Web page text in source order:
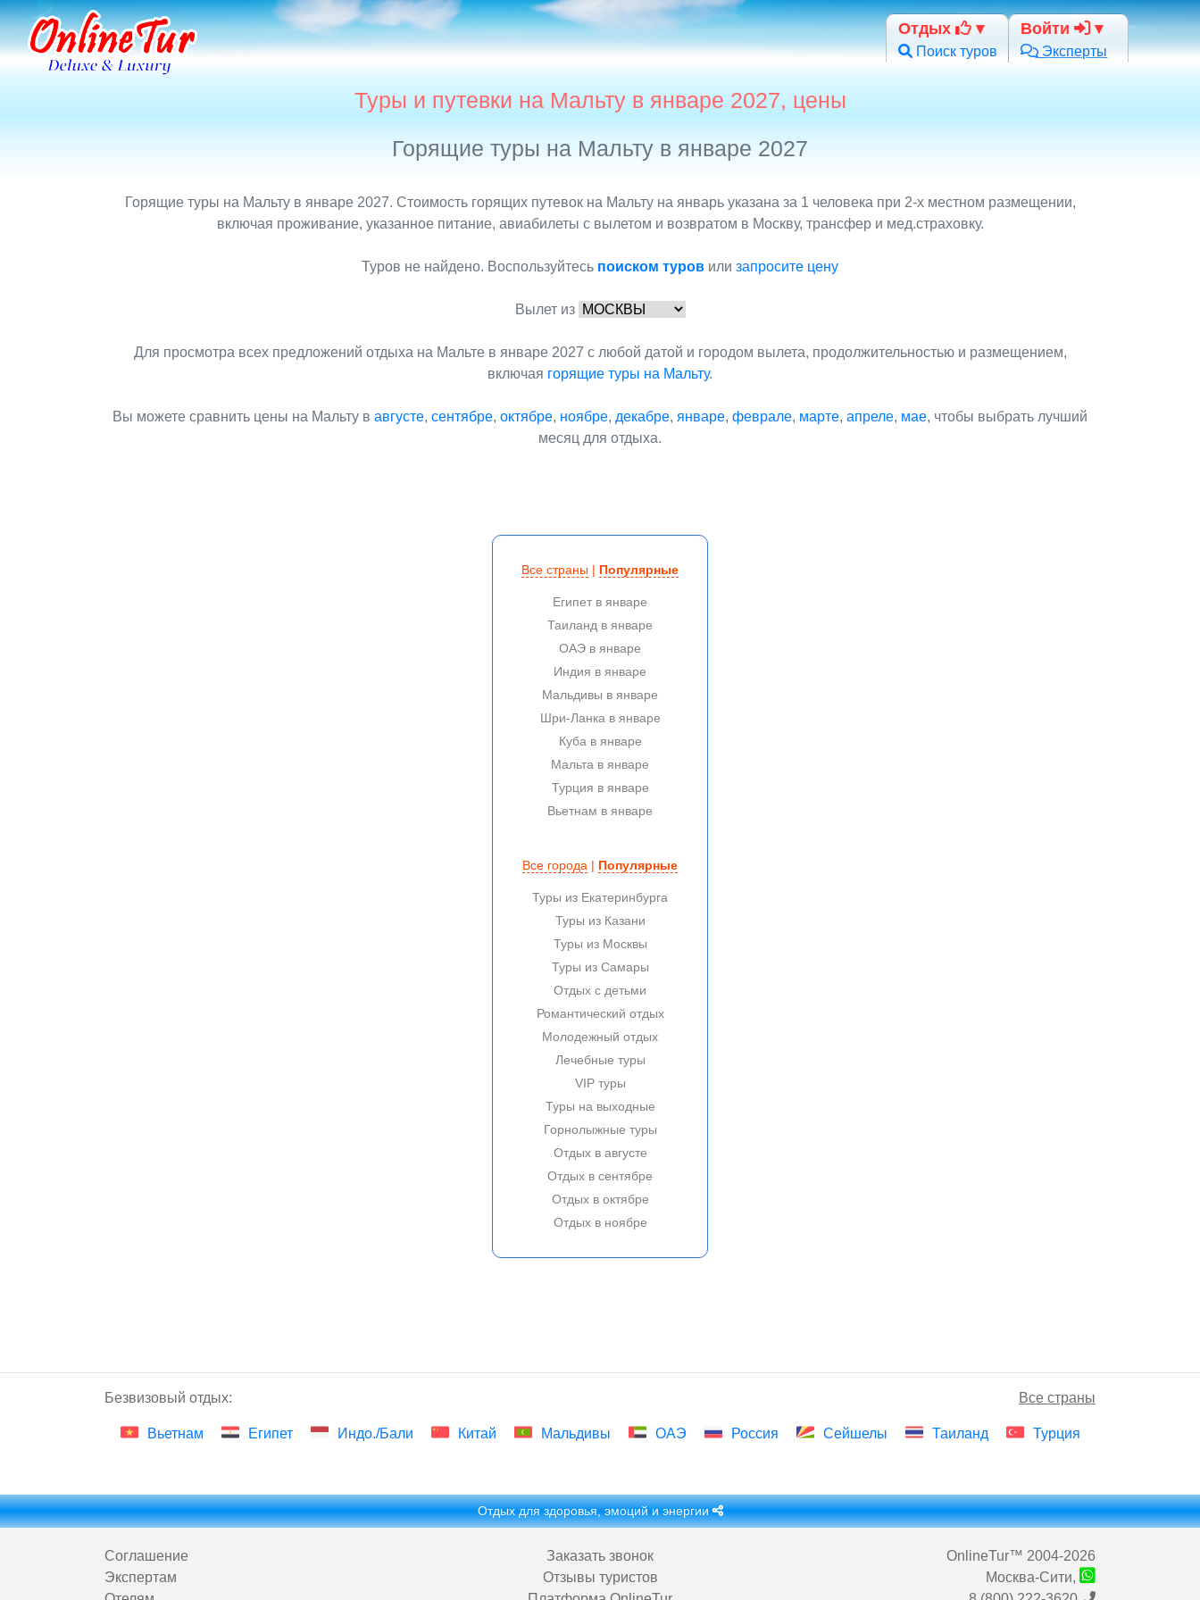
Отдых
Поиск туров
Войти
Эксперты
Туры и путевки на Мальту в январе 2027, цены
Горящие туры на Мальту в январе 2027
Горящие туры на Мальту в январе 2027. Стоимость горящих путевок на Мальту на январь указана за 1 человека при 2-х местном размещении,
включая проживание, указанное питание, авиабилеты с вылетом и возвратом в Москву, трансфер и мед.страховку.
Туров не найдено. Воспользуйтесь поиском туров или запросите цену
Вылет из
Для просмотра всех предложений отдыха на Мальте в январе 2027 с любой датой и городом вылета, продолжительностью и размещением,
включая горящие туры на Мальту.
Вы можете сравнить цены на Мальту в августе, сентябре, октябре, ноябре, декабре, январе, феврале, марте, апреле, мае, чтобы выбрать лучший
месяц для отдыха.
Все страны | Популярные
Египет в январе
Таиланд в январе
ОАЭ в январе
Индия в январе
Мальдивы в январе
Шри-Ланка в январе
Куба в январе
Мальта в январе
Турция в январе
Вьетнам в январе
Все города | Популярные
Туры из Екатеринбурга
Туры из Казани
Туры из Москвы
Туры из Самары
Отдых с детьми
Романтический отдых
Молодежный отдых
Лечебные туры
VIP туры
Туры на выходные
Горнолыжные туры
Отдых в августе
Отдых в сентябре
Отдых в октябре
Отдых в ноябре
Безвизовый отдых: Все страны
Вьетнам Египет Индо./Бали Китай Мальдивы ОАЭ Россия Сейшелы Таиланд Турция
Отдых для здоровья, эмоций и энергии
Соглашение
Экспертам
Заказать звонок
Отзывы туристов
OnlineTur™ 2004-2026
Москва-Сити,